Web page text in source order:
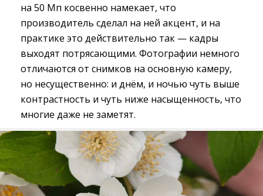
на 50 Мп косвенно намекает, что
производитель сделал на ней акцент, и на
практике это действительно так — кадры
выходят потрясающими. Фотографии немного
отличаются от снимков на основную камеру,
но несущественно: и днём, и ночью чуть выше
контрастность и чуть ниже насыщенность, что
многие даже не заметят.